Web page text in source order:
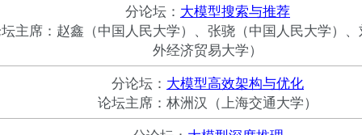
分论坛： 大模型搜索与推荐
主席：赵鑫（中国人民大学）、张骁（中国人民大学）
外经济贸易大学）
分论坛： 大模型高效架构与优化
论坛主席：林洲汉（上海交通大学）